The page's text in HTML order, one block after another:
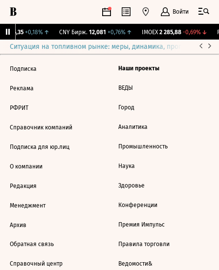
Войти
115,35 +0,18%↑ CNY Бирж. 12,081 +0,76%↑ IMOEX 2 285,88 -0,69%↓
Ситуация на топливном рынке: меры, динамика, прогнозы
Подписка
Реклама
РФРИТ
Справочник компаний
Подписка для юр.лиц
О компании
Редакция
Менеджмент
Архив
Обратная связь
Справочный центр
Наши проекты
ВЕДЫ
Город
Аналитика
Промышленность
Наука
Здоровье
Конференции
Премия Импульс
Правила торговли
Ведомости&